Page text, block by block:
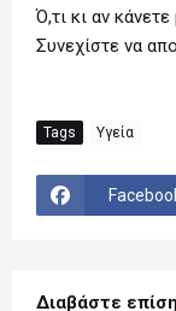
Ό,τι κι αν
Συνεχίστε να
Tags Υγεία
Διαβάστε